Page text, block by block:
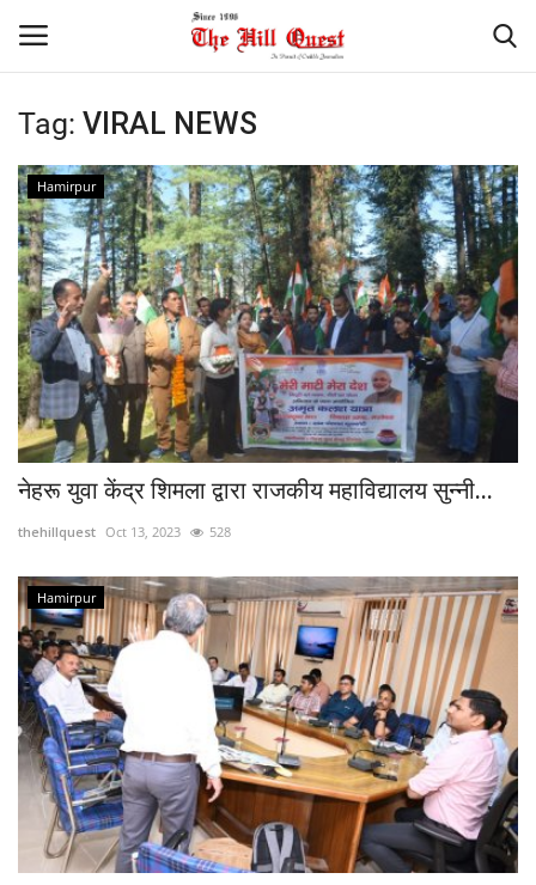
Login Register
Home
Contact
National
Himachal
Sports
Enquiry
Tag: VIRAL NEWS
Hamirpur
नेहरू युवा केंद्र शिमला द्वारा राजकीय महाविद्यालय सुन्नी...
thehillquest Oct 13, 2023 528
Hamirpur